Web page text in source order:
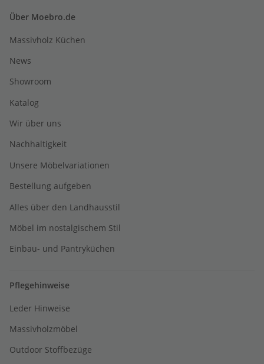
Über Moebro.de
Massivholz Küchen
News
Showroom
Katalog
Wir über uns
Nachhaltigkeit
Unsere Möbelvariationen
Bestellung aufgeben
Alles über den Landhausstil
Möbel im nostalgischem Stil
Einbau- und Pantryküchen
Pflegehinweise
Leder Hinweise
Massivholzmöbel
Outdoor Stoffbezüge